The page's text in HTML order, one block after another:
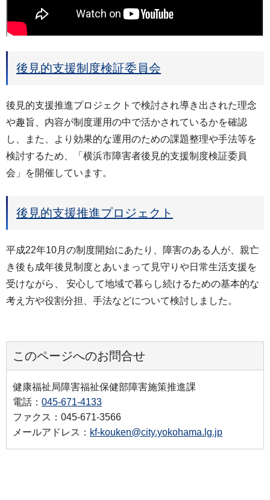
後見的支援制度検証委員会
後見的支援推進プロジェクトで検討され導き出された理念
や趣旨、内容が制度運用の中で活かされているかを確認
し、また、より効果的な運用のための課題整理や手法等を
検討するため、「横浜市障害者後見的支援制度検証委員
会」を開催しています。
後見的支援推進プロジェクト
平成22年10月の制度開始にあたり、障害のある人が、親亡
き後も成年後見制度とあいまって見守りや日常生活支援を
受けながら、 安心して地域で暮らし続けるための基本的な
考え方や役割分担、手法などについて検討しました。
このページへのお問合せ
健康福祉局障害福祉保健部障害施策推進課
電話： 045-671-4133
ファクス：045-671-3566
メールアドレス： kf-kouken@city.yokohama.lg.jp